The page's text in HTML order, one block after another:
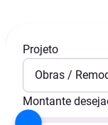
Projeto
Obras /
Montante